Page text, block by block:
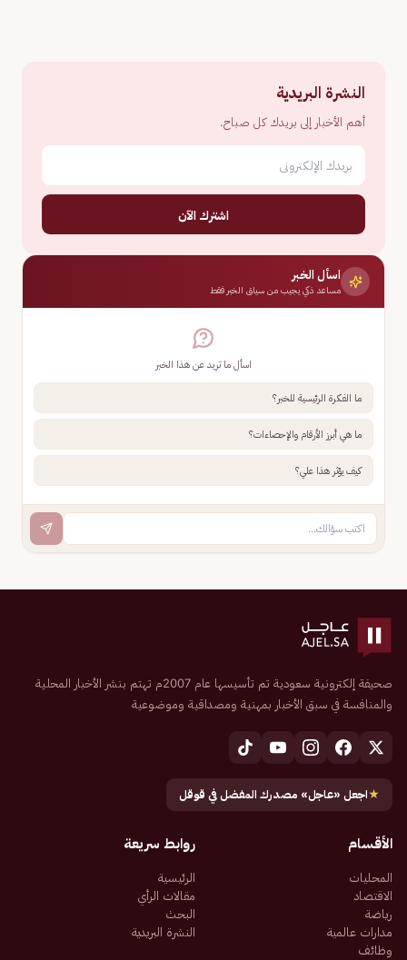
النشرة البريدية
أهم الأخبار إلى بريدك كل صباح.
اشترك الآن
اسأل الخبر
مساعد ذكي يجيب من سياق الخبر فقط
اسأل ما تريد عن هذا الخبر
ما الفكرة الرئيسية للخبر؟
ما هي أبرز الأرقام والإحصاءات؟
كيف يؤثر هذا علي؟
صحيفة إلكترونية سعودية تم تأسيسها عام 2007م تهتم بنشر الأخبار المحلية
والمنافسة في سبق الأخبار بمهنية ومصداقية وموضوعية
★اجعل «عاجل» مصدرك المفضل في قوقل
الأقسام
المحليات
الاقتصاد
رياضة
مدارات عالمية
وظائف
روابط سريعة
الرئيسية
مقالات الرأي
البحث
النشرة البريدية